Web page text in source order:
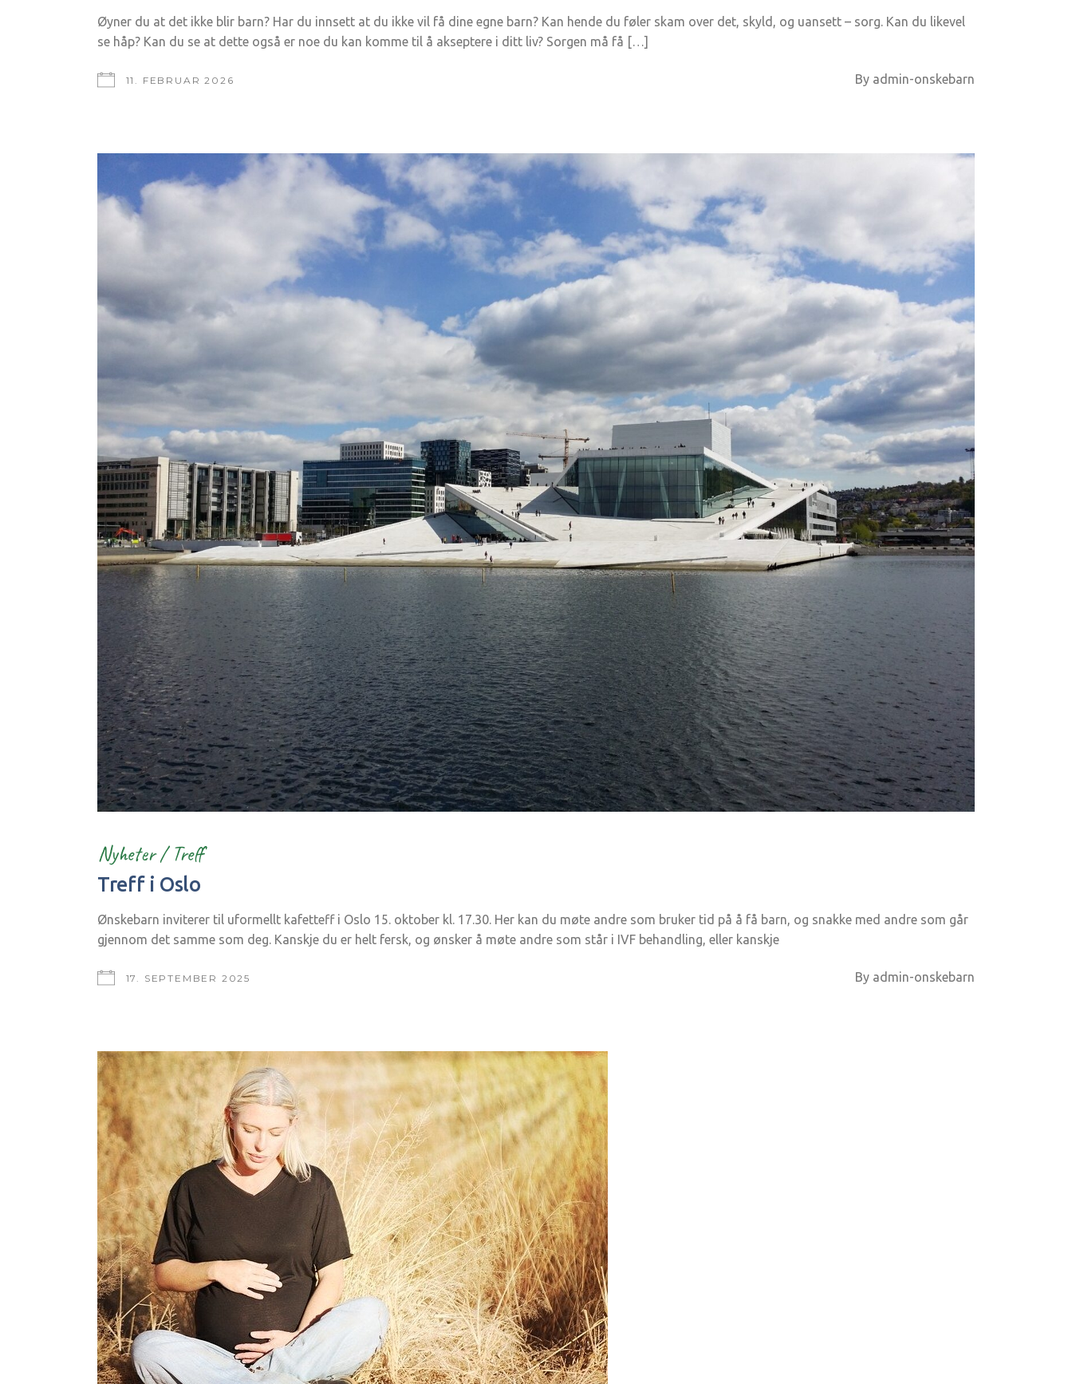
Øyner du at det ikke blir barn? Har du innsett at du ikke vil få dine egne barn? Kan hende du føler skam over det, skyld, og uansett – sorg. Kan du likevel
se håp? Kan du se at dette også er noe du kan komme til å akseptere i ditt liv? Sorgen må få […]
11. FEBRUAR 2026 By admin-onskebarn
Nyheter/Treff
Treff i Oslo
Ønskebarn inviterer til uformellt kafetteff i Oslo 15. oktober kl. 17.30. Her kan du møte andre som bruker tid på å få barn, og snakke med andre som går
gjennom det samme som deg. Kanskje du er helt fersk, og ønsker å møte andre som står i IVF behandling, eller kanskje
17. SEPTEMBER 2025 By admin-onskebarn